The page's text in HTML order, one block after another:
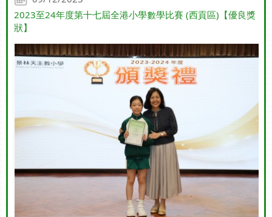
2023至24年度第十七屆全港小學數學比賽 (西貢區)【優良獎
狀】